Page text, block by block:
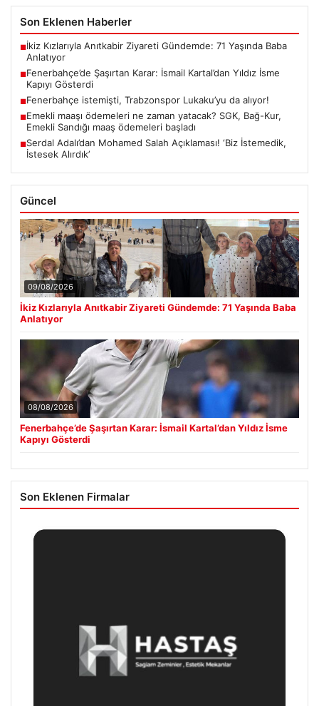
Son Eklenen Haberler
■İkiz Kızlarıyla Anıtkabir Ziyareti Gündemde: 71 Yaşında Baba
Anlatıyor
■Fenerbahçe’de Şaşırtan Karar: İsmail Kartal’dan Yıldız İsme
Kapıyı Gösterdi
■Fenerbahçe istemişti, Trabzonspor Lukaku’yu da alıyor!
■Emekli maaşı ödemeleri ne zaman yatacak? SGK, Bağ-Kur,
Emekli Sandığı maaş ödemeleri başladı
■Serdal Adalı’dan Mohamed Salah Açıklaması! ‘Biz İstemedik,
İstesek Alırdık’
Güncel
09/08/2026
İkiz Kızlarıyla Anıtkabir Ziyareti Gündemde: 71 Yaşında Baba
Anlatıyor
08/08/2026
Fenerbahçe’de Şaşırtan Karar: İsmail Kartal’dan Yıldız İsme
Kapıyı Gösterdi
Son Eklenen Firmalar